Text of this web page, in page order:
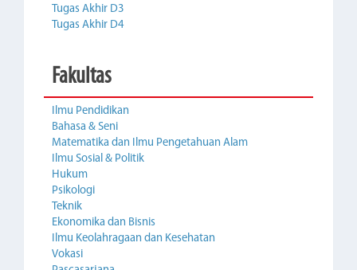
Tugas Akhir D3
Tugas Akhir D4
Fakultas
Ilmu Pendidikan
Bahasa & Seni
Matematika dan Ilmu Pengetahuan Alam
Ilmu Sosial & Politik
Hukum
Psikologi
Teknik
Ekonomika dan Bisnis
Ilmu Keolahragaan dan Kesehatan
Vokasi